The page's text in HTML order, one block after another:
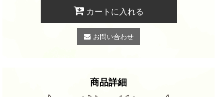
カートに入れる
お問い合わせ
商品詳細